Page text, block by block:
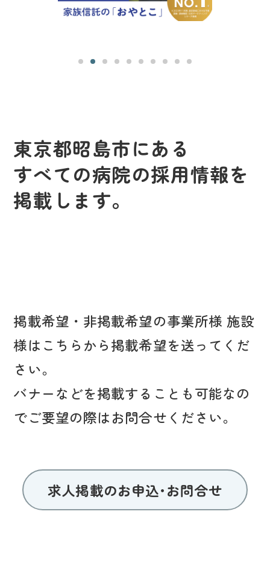
東京都昭島市にある
すべての病院の採用情報を
掲載します。
掲載希望・非掲載希望の事業所様 施設
様はこちらから掲載希望を送ってくだ
さい。
バナーなどを掲載することも可能なの
でご要望の際はお問合せください。
求人掲載のお申込･お問合せ